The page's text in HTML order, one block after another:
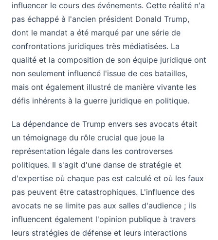
influencer le cours des événements. Cette réalité n'a
pas échappé à l'ancien président Donald Trump,
dont le mandat a été marqué par une série de
confrontations juridiques très médiatisées. La
qualité et la composition de son équipe juridique ont
non seulement influencé l'issue de ces batailles,
mais ont également illustré de manière vivante les
défis inhérents à la guerre juridique en politique.
La dépendance de Trump envers ses avocats était
un témoignage du rôle crucial que joue la
représentation légale dans les controverses
politiques. Il s'agit d'une danse de stratégie et
d'expertise où chaque pas est calculé et où les faux
pas peuvent être catastrophiques. L'influence des
avocats ne se limite pas aux salles d'audience ; ils
influencent également l'opinion publique à travers
leurs stratégies de défense et leurs interactions